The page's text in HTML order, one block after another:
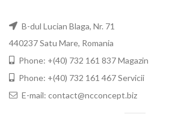
B-dul Lucian Blaga, Nr. 71
440237 Satu Mare, Romania
Phone: +(40) 732 161 837 Magazin
Phone: +(40) 732 161 467 Servicii
E-mail: contact@ncconcept.biz